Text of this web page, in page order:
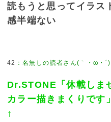
読もうと思ってイラス
感半端ない
42 ：名無しの読者さん(｀・ω・´)
Dr.STONE「休載しま
カラー描きまくりです」
↑